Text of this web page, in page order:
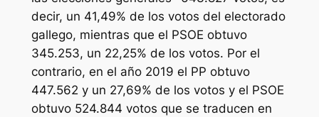
decir, un 41,49% de los votos del electorado
gallego, mientras que el PSOE obtuvo
345.253, un 22,25% de los votos. Por el
contrario, en el año 2019 el PP obtuvo
447.562 y un 27,69% de los votos y el PSOE
obtuvo 524.844 votos que se traducen en